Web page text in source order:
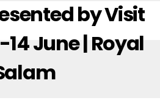
by Visit
14 June | Royal